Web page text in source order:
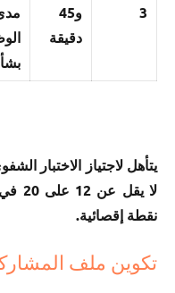
3
و45
دقيقة
يتأهل لاجتياز الاختبار
لا
نقطة إقصائية.
تكوين ملف